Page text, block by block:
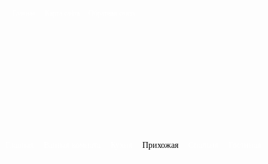
Прихожая